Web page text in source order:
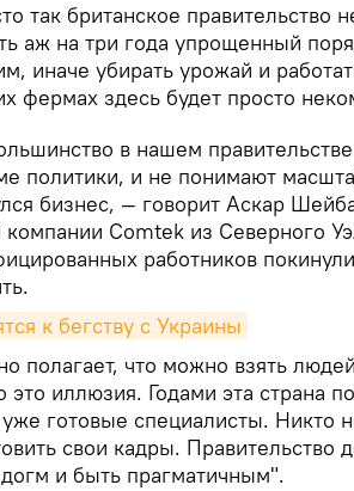
так британское правительство
аж на три года упрощенный
иначе убирать урожай и
фермах здесь будет просто
в нашем
политики, и не понимают
бизнес, — говорит Аскар
компании Comtek из Северного
работников
к бегству с Украины
полагает, что можно взять
это иллюзия. Годами эта страна
готовые специалисты. Никто
свои кадры. Правительство
и быть прагматичным".